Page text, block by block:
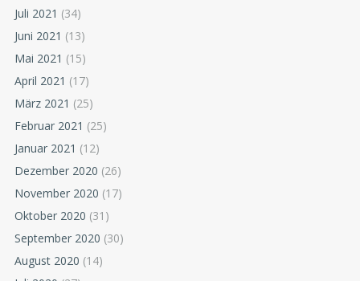
Juli 2021 (34)
Juni 2021 (13)
Mai 2021 (15)
April 2021 (17)
März 2021 (25)
Februar 2021 (25)
Januar 2021 (12)
Dezember 2020 (26)
November 2020 (17)
Oktober 2020 (31)
September 2020 (30)
August 2020 (14)